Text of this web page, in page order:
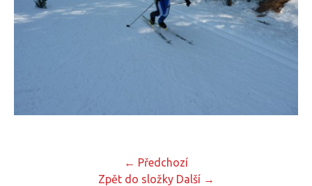
← Předchozí
Zpět do složky Další →